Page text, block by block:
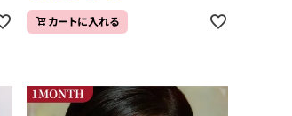
カートに入れる